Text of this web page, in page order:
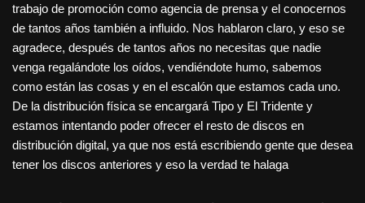
trabajo de promoción como agencia de prensa y el conocernos
de tantos años también a influido. Nos hablaron claro, y eso se
agradece, después de tantos años no necesitas que nadie
venga regalándote los oídos, vendiéndote humo, sabemos
como están las cosas y en el escalón que estamos cada uno.
De la distribución física se encargará Tipo y El Tridente y
estamos intentando poder ofrecer el resto de discos en
distribución digital, ya que nos está escribiendo gente que desea
tener los discos anteriores y eso la verdad te halaga